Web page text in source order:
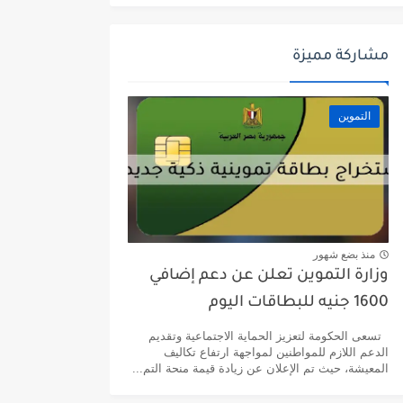
مشاركة مميزة
التموين
منذ بضع شهور
وزارة التموين تعلن عن دعم إضافي
1600 جنيه للبطاقات اليوم
تسعى الحكومة لتعزيز الحماية الاجتماعية وتقديم
الدعم اللازم للمواطنين لمواجهة ارتفاع تكاليف
المعيشة، حيث تم الإعلان عن زيادة قيمة منحة التم...